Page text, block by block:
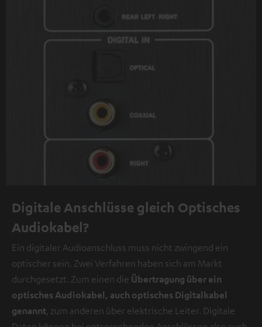
Digitale Anschlüsse gleich Optisches
Audiokabel?
Ein digitaler Audioanschluss muss nicht zwingend ein
optischer sein. Zwei Verfahren haben sich am Markt
durchgesetzt. Zum einen die Übertragung über ein
optisches Audiokabel, auch optisches Digitalkabel
genannt, zum anderen über elektrische Leiter. Digitale